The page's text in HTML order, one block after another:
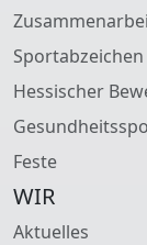
Sportabzeichen
Hessischer
Feste
WIR
Aktuelles